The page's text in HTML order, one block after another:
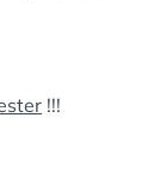
!!!